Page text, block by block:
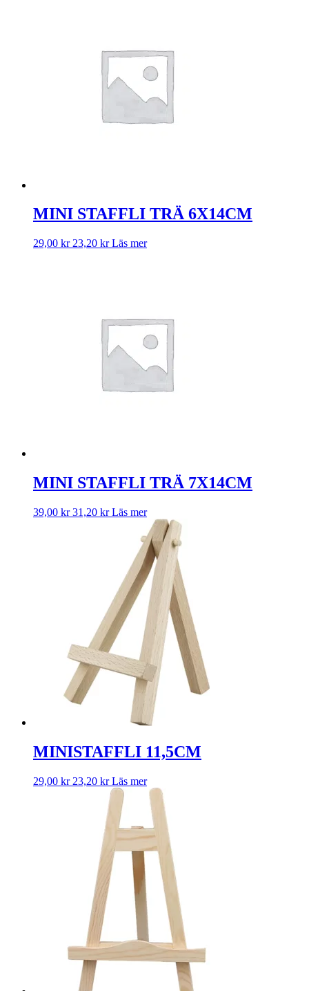
MINI STAFFLI TRÄ 6X14CM
29,00 kr 23,20 kr Läs mer
MINI STAFFLI TRÄ 7X14CM
39,00 kr 31,20 kr Läs mer
MINISTAFFLI 11,5CM
29,00 kr 23,20 kr Läs mer